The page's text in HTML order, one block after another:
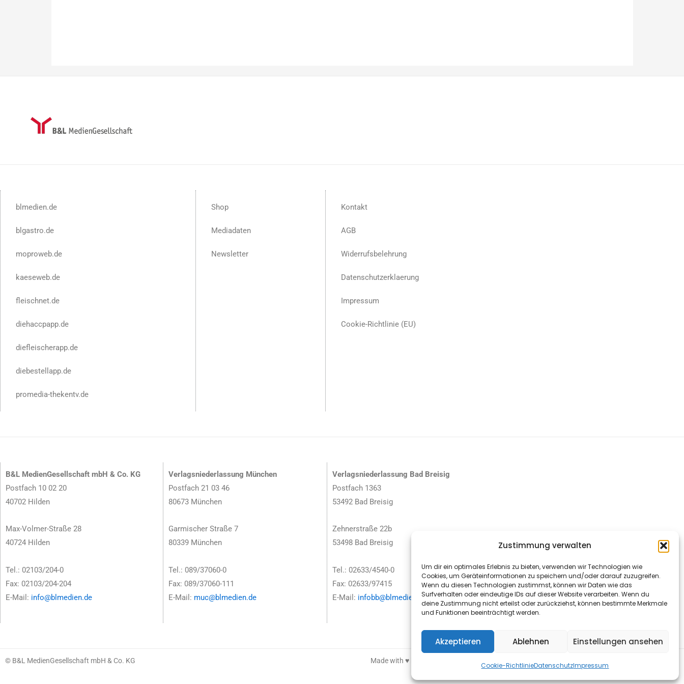
Zustimmung verwalten
Um dir ein optimales Erlebnis zu bieten, verwenden wir Technologien wie
Cookies, um Geräteinformationen zu speichern und/oder darauf zuzugreifen.
Wenn du diesen Technologien zustimmst, können wir Daten wie das
Surfverhalten oder eindeutige IDs auf dieser Website verarbeiten. Wenn du
deine Zustimmung nicht erteilst oder zurückziehst, können bestimmte Merkmale
und Funktionen beeinträchtigt werden.
Akzeptieren Ablehnen Einstellungen ansehen
Cookie-RichtlinieDatenschutzImpressum
blmedien.de
blgastro.de
moproweb.de
kaeseweb.de
fleischnet.de
diehaccpapp.de
diefleischerapp.de
diebestellapp.de
promedia-thekentv.de
Shop
Mediadaten
Newsletter
Kontakt
AGB
Widerrufsbelehrung
Datenschutzerklaerung
Impressum
Cookie-Richtlinie (EU)
B&L MedienGesellschaft mbH & Co. KG
Postfach 10 02 20
40702 Hilden
Max-Volmer-Straße 28
40724 Hilden
Tel.: 02103/204-0
Fax: 02103/204-204
E-Mail: info@blmedien.de
Verlagsniederlassung München
Postfach 21 03 46
80673 München
Garmischer Straße 7
80339 München
Tel.: 089/37060-0
Fax: 089/37060-111
E-Mail: muc@blmedien.de
Verlagsniederlassung Bad Breisig
Postfach 1363
53492 Bad Breisig
Zehnerstraße 22b
53498 Bad Breisig
Tel.: 02633/4540-0
Fax: 02633/97415
E-Mail: infobb@blmedien.de
© B&L MedienGesellschaft mbH & Co. KG Made with ♥ by HLT GmbH & Co. KG